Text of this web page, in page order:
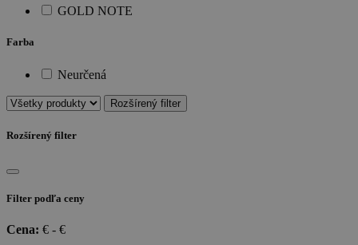
GOLD NOTE
Farba
Neurčená
Rozšírený filter
Rozšírený filter
Filter podľa ceny
Cena: € - €